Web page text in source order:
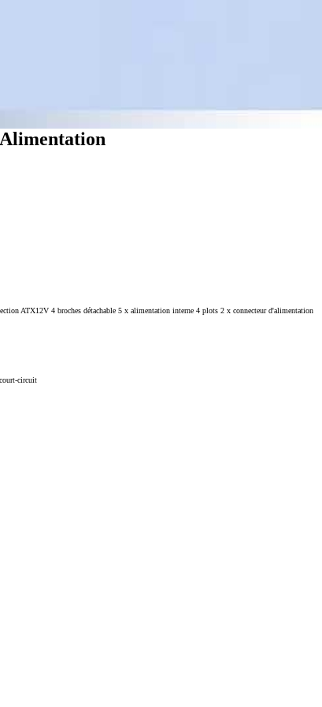
ATX12V 4 broches détachable 5 x alimentation interne 4 plots 2 x connecteur d'alimentation
circuit